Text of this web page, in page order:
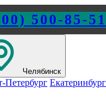
500-85-51
Челябинск
Петербург Екатеринбург